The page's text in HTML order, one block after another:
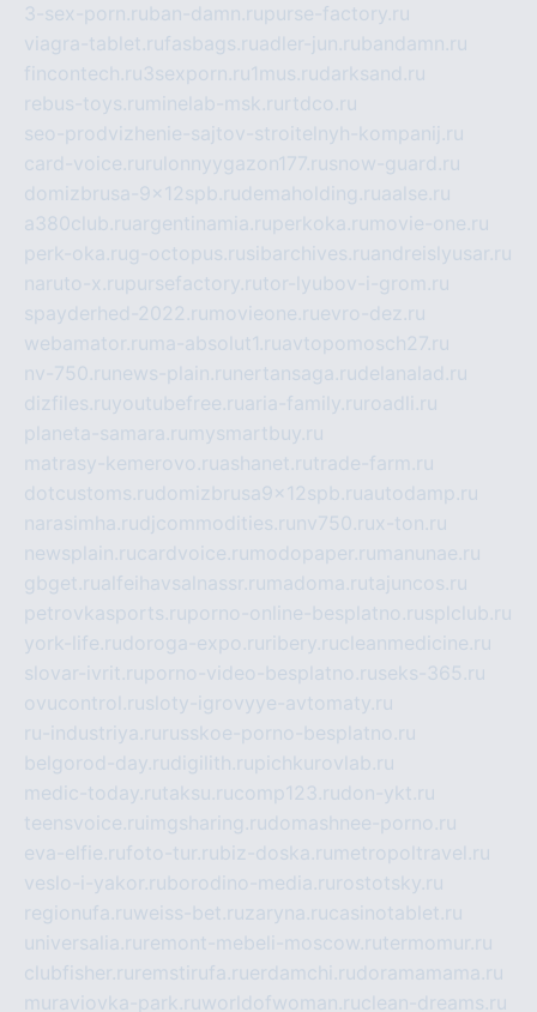
3-sex-porn.ruban-damn.rupurse-factory.ru
viagra-tablet.rufasbags.ruadler-jun.rubandamn.ru
fincontech.ru3sexporn.ru1mus.rudarksand.ru
rebus-toys.ru minelab-msk.ru rtdco.ru
seo-prodvizhenie-sajtov-stroitelnyh-kompanij.ru
card-voice.ru rulonnyygazon177.rusnow-guard.ru
domizbrusa-9x12spb.rudemaholding.ruaalse.ru
a380club.ruargentinamia.ruperkoka.ru movie-one.ru
perk-oka.rug-octopus.rusibarchives.ruandreislyusar.ru
naruto-x.rupursefactory.rutor-lyubov-i-grom.ru
spayderhed-2022.ru movieone.ruevro-dez.ru
webamator.ru ma-absolut1.ruavtopomosch27.ru
nv-750.ru news-plain.ru nertansaga.rudelanalad.ru
dizfiles.ruyoutubefree.ruaria-family.ru roadli.ru
planeta-samara.ru mysmartbuy.ru
matrasy-kemerovo.ruashanet.rutrade-farm.ru
dotcustoms.rudomizbrusa9x12spb.ruautodamp.ru
narasimha.rudjcommodities.ru nv750.rux-ton.ru
newsplain.rucardvoice.ru modopaper.ru manunae.ru
gbget.rualfeihavsalnassr.ru madoma.rutajuncos.ru
petrovkasports.ruporno-online-besplatno.rusplclub.ru
york-life.rudoroga-expo.ru ribery.rucleanmedicine.ru
slovar-ivrit.ruporno-video-besplatno.ruseks-365.ru
ovucontrol.rusloty-igrovyye-avtomaty.ru
ru-industriya.ru russkoe-porno-besplatno.ru
belgorod-day.rudigilith.rupichkurovlab.ru
medic-today.rutaksu.rucomp123.rudon-ykt.ru
teensvoice.ru imgsharing.rudomashnee-porno.ru
eva-elfie.rufoto-tur.rubiz-doska.ru metropoltravel.ru
veslo-i-yakor.ruborodino-media.ru rostotsky.ru
regionufa.ruweiss-bet.ruzaryna.rucasinotablet.ru
universalia.ru remont-mebeli-moscow.rutermomur.ru
clubfisher.ru remstirufa.ruerdamchi.rudoramamama.ru
muraviovka-park.ruworldofwoman.ruclean-dreams.ru